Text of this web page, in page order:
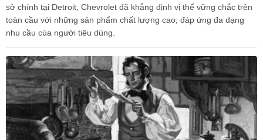
sở chính tại Detroit, Chevrolet đã khẳng định vị thế vững chắc trên
toàn cầu với những sản phẩm chất lượng cao, đáp ứng đa dạng
nhu cầu của người tiêu dùng.